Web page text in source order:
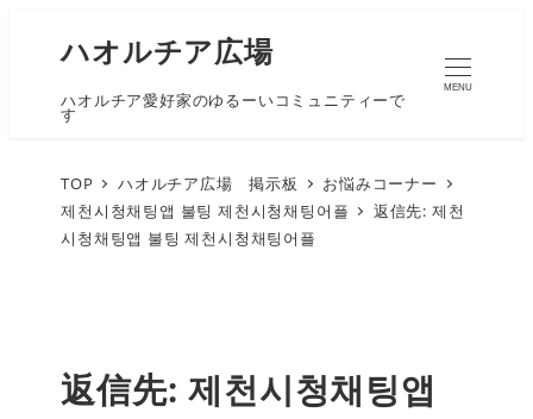
ハオルチア広場
ハオルチア愛好家のゆるーいコミュニティーで
す
MENU
TOP ハオルチア広場 掲示板
お悩みコーナー
제천시청채팅앱 불팅 제천시청채팅어플
返信先: 제천
시청채팅앱 불팅 제천시청채팅어플
返信先: 제천시청채팅앱